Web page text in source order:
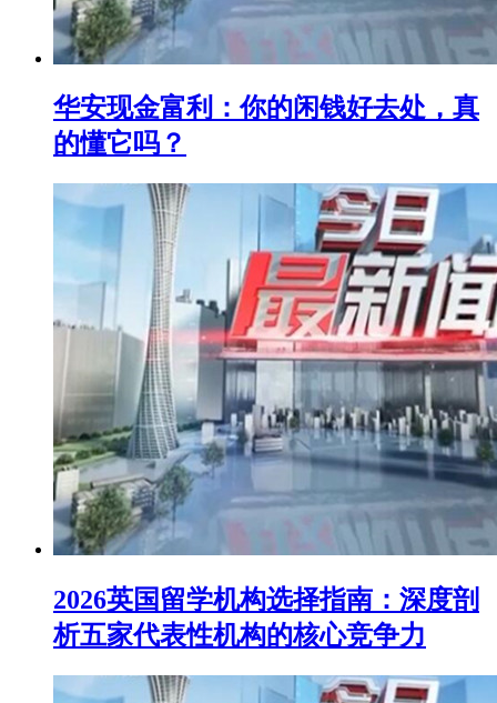
华安现金富利：你的闲钱好去处，真
的懂它吗？
2026英国留学机构选择指南：深度剖
析五家代表性机构的核心竞争力